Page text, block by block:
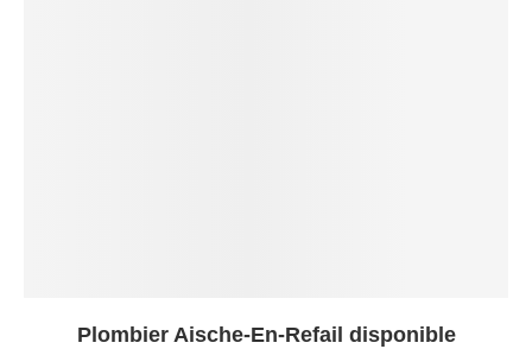
Plombier Aische-En-Refail disponible